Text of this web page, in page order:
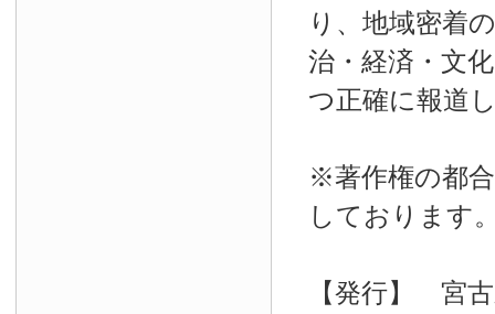
り、地域密着
治・経済・文
つ正確に報道
※著作権の都
しております
【発行】 宮